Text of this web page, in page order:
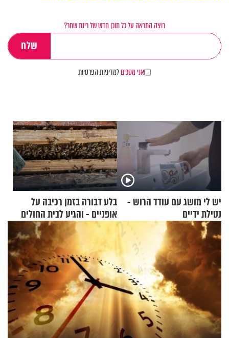
רוצה התראה על כל תוכן חדש של רינת שחר?
אני מסכיםלמדיניות הפרטיות
יש לי מושג עם עודד הרוש -
נטילת ידיים
בלע דבורה בזמן רכיבה על
אופניים - והגיע לבית החולים
במצב מסכן חיים